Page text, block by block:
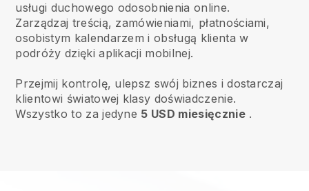
usługi duchowego odosobnienia online.
Zarządzaj treścią, zamówieniami, płatnościami,
osobistym kalendarzem i obsługą klienta w
podróży dzięki aplikacji mobilnej.
Przejmij kontrolę, ulepsz swój biznes i dostarczaj
klientowi światowej klasy doświadczenie.
Wszystko to za jedyne 5 USD miesięcznie.